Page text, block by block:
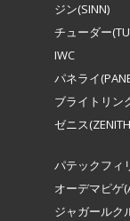
ジン(SINN)
チューダー
IWC
パネライ
ブライトリン
ゼニス
パテックフィ
オーデマピゲ
ジャガールク